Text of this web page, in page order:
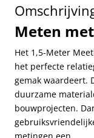
Meten
Het 1,5-Meter
het perfecte
gemak waardeert.
duurzame
bouwprojecten.
metingen een